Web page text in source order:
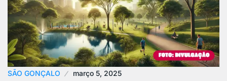
SÃO GONÇALO março 5, 2025